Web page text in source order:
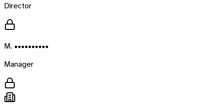
Director
M. ••••••••••
Manager